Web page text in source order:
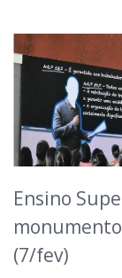
Ensino
(7/fev)